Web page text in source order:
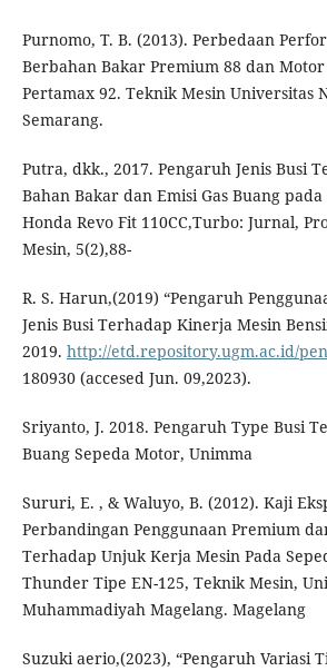
Purnomo, T. B. (2013). Perbedaan
Berbahan Bakar Premium 88 dan
Pertamax 92. Teknik Mesin Universitas
Semarang.
Putra, dkk., 2017. Pengaruh Jenis Busi
Bahan Bakar dan Emisi Gas Buang
Honda Revo Fit 110CC,Turbo: Jurnal,
Mesin, 5(2),88-
R. S. Harun,(2019) “Pengaruh
Jenis Busi Terhadap Kinerja Mesin
2019. http://etd.repository.ugm.ac.id/
180930 (accesed Jun. 09,2023).
Sriyanto, J. 2018. Pengaruh Type Busi
Buang Sepeda Motor, Unimma
Sururi, E. , & Waluyo, B. (2012). Kaji
Perbandingan Penggunaan Premium
Terhadap Unjuk Kerja Mesin Pada
Thunder Tipe EN-125, Teknik Mesin,
Muhammadiyah Magelang. Magelang
Suzuki aerio,(2023), “Pengaruh Variasi